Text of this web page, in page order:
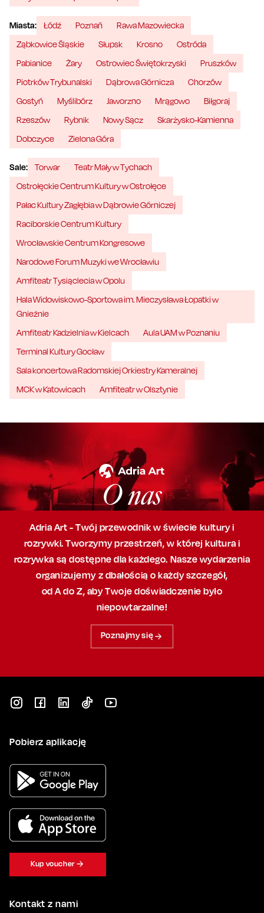
Miasta: Łódź Poznań
Rawa Mazowiecka
Ząbkowice Śląskie
Słupsk Krosno
Ostróda
Pabianice
Żary Ostrowiec Świętokrzyski
Pruszków
Piotrków Trybunalski
Dąbrowa Górnicza
Chorzów
Gostyń
Myślibórz Jaworzno Mrągowo
Biłgoraj
Rzeszów
Rybnik Nowy Sącz
Skarżysko-Kamienna
Dobczyce
Zielona Góra
Sale: Torwar
Teatr Mały w Tychach
Ostrołęckie Centrum Kultury w Ostrołęce
Pałac Kultury Zagłębia w Dąbrowie Górniczej
Raciborskie Centrum Kultury
Wrocławskie Centrum Kongresowe
Narodowe Forum Muzyki we Wrocławiu
Amfiteatr Tysiąclecia w Opolu
Hala Widowiskowo-Sportowa im. Mieczysława Łopatki w
Gnieźnie
Amfiteatr Kadzielnia w Kielcach
Aula UAM w Poznaniu
Terminal Kultury Gocław
Sala koncertowa Radomskiej Orkiestry Kameralnej
MCK w Katowicach
Amfiteatr w Olsztynie
O nas
Adria Art - Twój przewodnik w świecie kultury i
rozrywki. Tworzymy przestrzeń,w której kultura i
rozrywka są dostępne dla każdego. Nasze wydarzenia
organizujemy z dbałością o każdy szczegół,
od A do Z, abyTwoje doświadczenie było
niepowtarzalne!
Poznajmy się
Kontakt z nami
Pobierz aplikację
Kup voucher